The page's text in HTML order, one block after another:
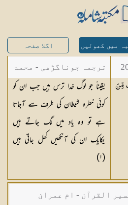
میں کھولیں اگلا صفحہ
مِّنَ
ترجمہ جوناگڑھی - محمد
جونا گڑھی
یقیناً جو لوگ خدا ترس ہیں جب ان کو
کوئی خطرہ شیطان کی طرف سے آجاتا
ہے تو وہ یاد میں لگ جاتے ہیں
یکایک ان کی آنکھیں کھل جاتی ہیں
(١)
القرآن - ام عمران